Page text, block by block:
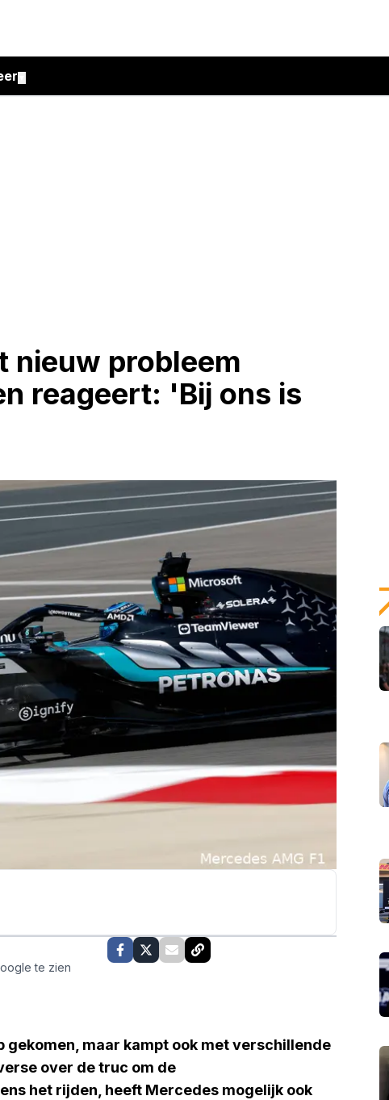
nieuw probleem
reageert: 'Bij ons is
te zien
maar kampt ook met verschillende
over de truc om de
het rijden, heeft Mercedes mogelijk ook